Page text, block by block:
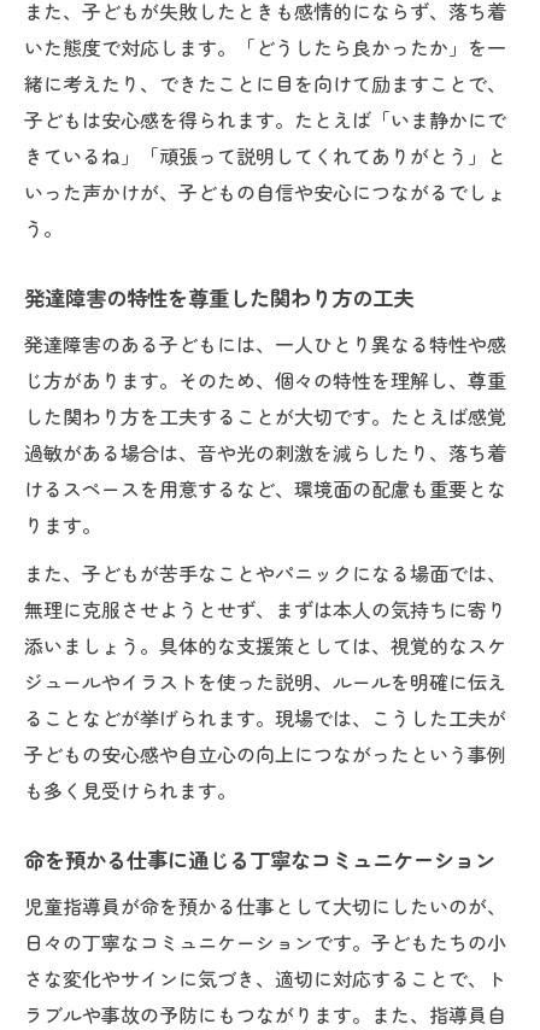
また、子どもが失敗したときも感情的にならず、落ち着
いた態度で対応します。「どうしたら良かったか」を一
緒に考えたり、できたことに目を向けて励ますことで、
子どもは安心感を得られます。たとえば「いま静かにで
きているね」「頑張って説明してくれてありがとう」と
いった声かけが、子どもの自信や安心につながるでしょ
う。
発達障害の特性を尊重した関わり方の工夫
発達障害のある子どもには、一人ひとり異なる特性や感
じ方があります。そのため、個々の特性を理解し、尊重
した関わり方を工夫することが大切です。たとえば感覚
過敏がある場合は、音や光の刺激を減らしたり、落ち着
けるスペースを用意するなど、環境面の配慮も重要とな
ります。
また、子どもが苦手なことやパニックになる場面では、
無理に克服させようとせず、まずは本人の気持ちに寄り
添いましょう。具体的な支援策としては、視覚的なスケ
ジュールやイラストを使った説明、ルールを明確に伝え
ることなどが挙げられます。現場では、こうした工夫が
子どもの安心感や自立心の向上につながったという事例
も多く見受けられます。
命を預かる仕事に通じる丁寧なコミュニケーション
児童指導員が命を預かる仕事として大切にしたいのが、
日々の丁寧なコミュニケーションです。子どもたちの小
さな変化やサインに気づき、適切に対応することで、ト
ラブルや事故の予防にもつながります。また、指導員自